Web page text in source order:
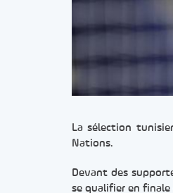
La sélection
Nations.
Devant des
se qualifier en